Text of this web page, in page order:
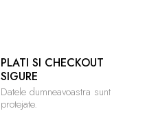
PLATI SI CHECKOUT
SIGURE
Datele dumneavoastra sunt
protejate.